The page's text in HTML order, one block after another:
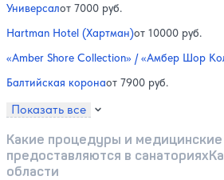
Универсалот 7000 руб.
Hartman Hotel (Хартман)от 10000 руб.
«Amber Shore Collection» / «Амбер Шор
Балтийская коронаот 7900 руб.
Показать все
Какие процедуры и медицинские
предоставляются в
области